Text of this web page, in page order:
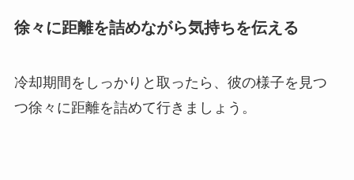
徐々に距離を詰めながら気持ちを伝える
冷却期間をしっかりと取ったら、彼の様子を見つ
つ徐々に距離を詰めて行きましょう。